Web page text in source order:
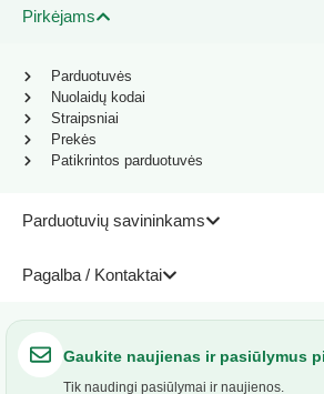
Pirkėjams
Parduotuvių savininkams
Pagalba / Kontaktai
Parduotuvės
Nuolaidų kodai
Straipsniai
Prekės
Patikrintos parduotuvės
Gaukite naujienas ir pasiūlymus
Tik naudingi pasiūlymai ir naujienos.